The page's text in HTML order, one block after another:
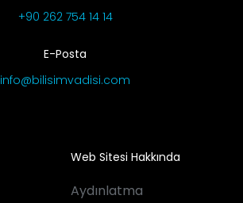
+90 262 754 14 14
E-Posta
info@bilisimvadisi.com
Web Sitesi Hakkında
Aydınlatma